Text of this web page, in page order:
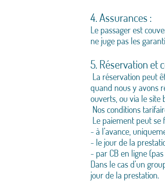
4. Assurances :
Le passager est
ne juge pas les
5. Réservation et
La réservation peut
quand nous y avons
ouverts, ou via le site
Nos conditions
Le paiement peut se
- à l’avance,
- le jour de la
- par CB en ligne
Dans le cas d’un
jour de la prestation.